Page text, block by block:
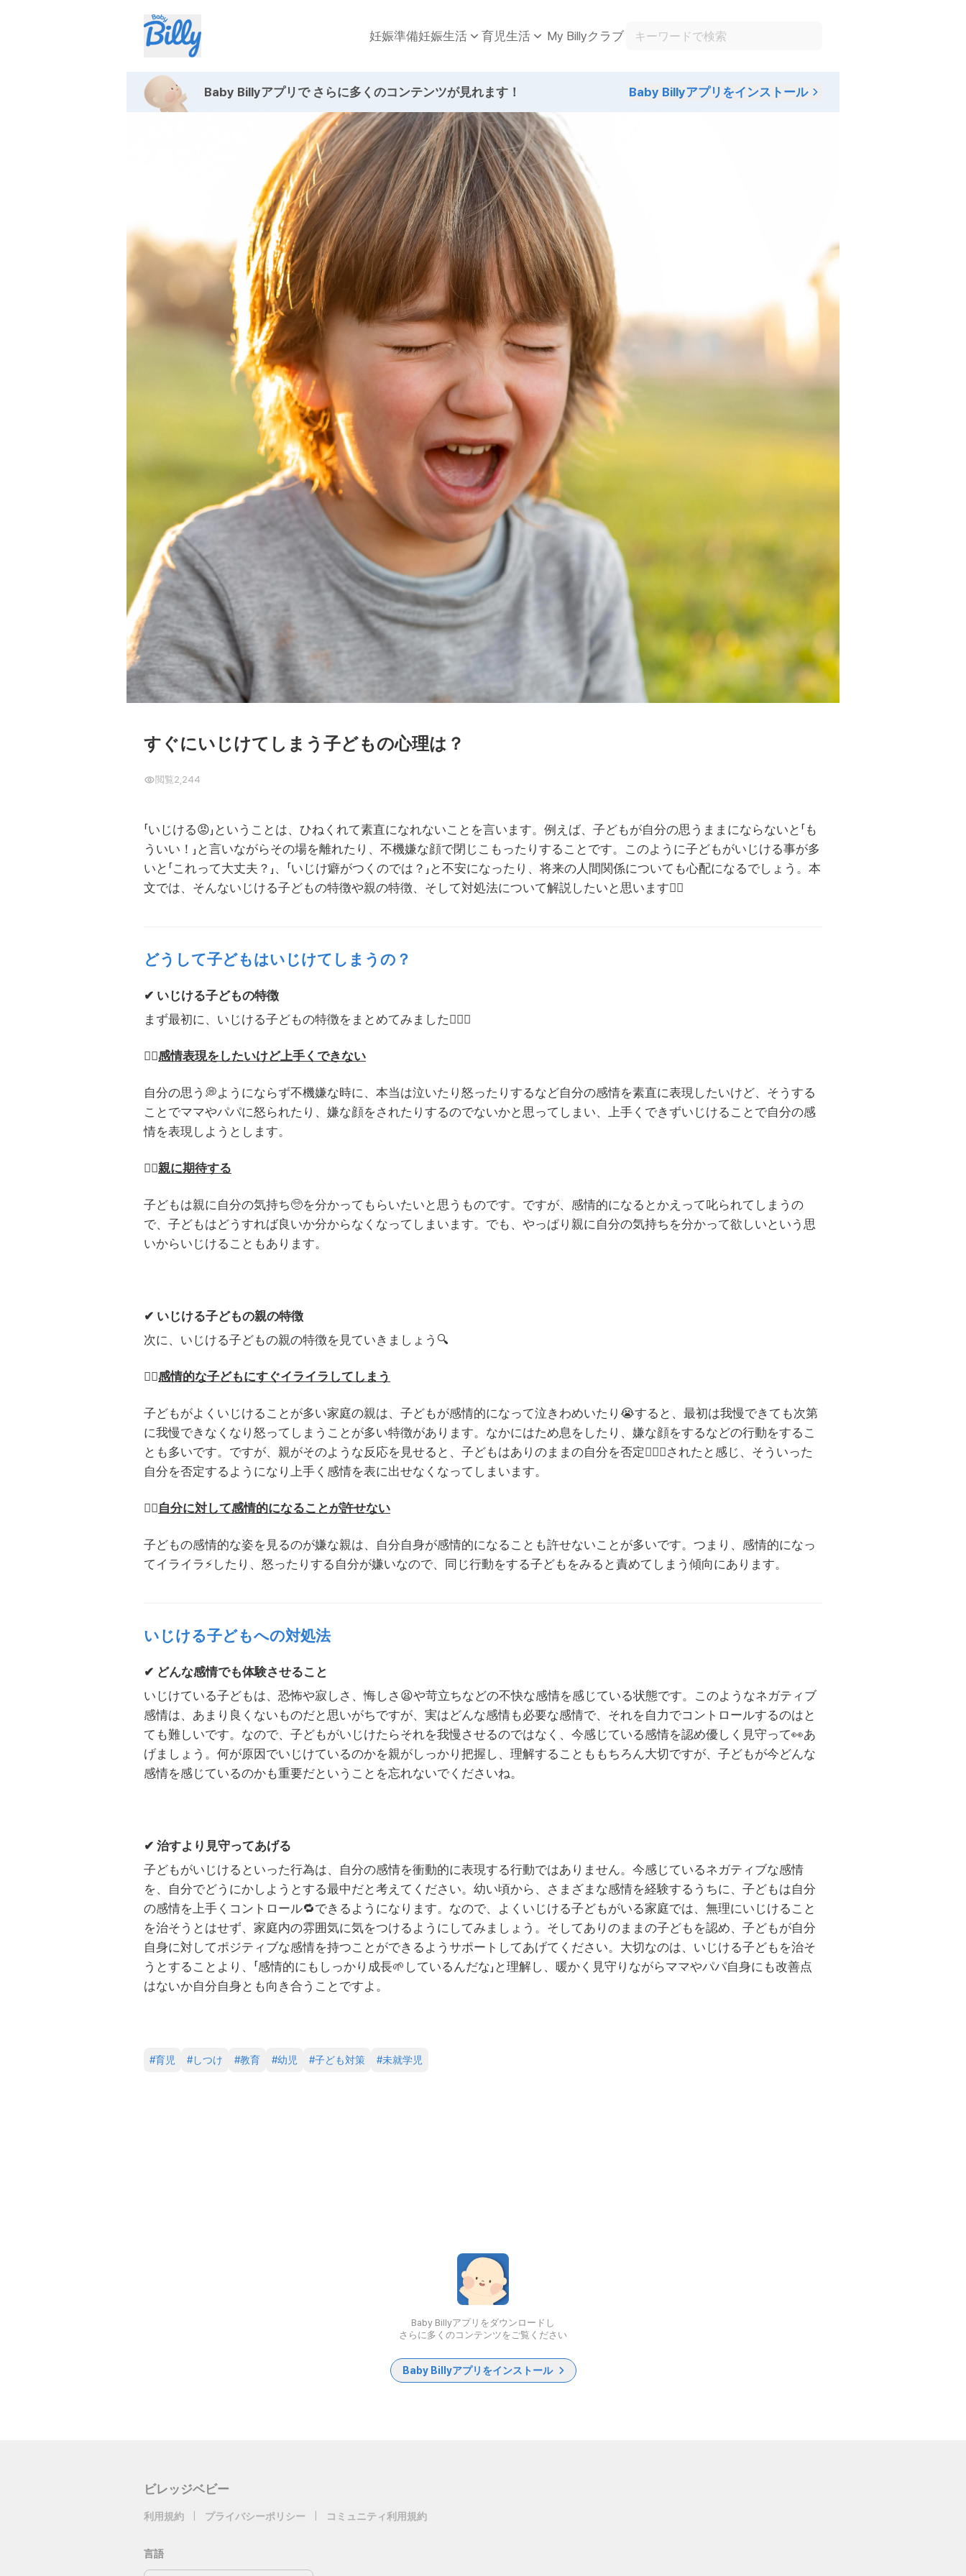
妊娠準備妊娠生活 育児生活 My Billyクラブ
Baby Billyアプリで さらに多くのコンテンツが見れます！ Baby Billyアプリをインストール
すぐにいじけてしまう子どもの心理は？
閲覧2,244
「いじける😡」ということは、ひねくれて素直になれないことを言います。例えば、子どもが自分の思うままにならないと「も
ういい！」と言いながらその場を離れたり、不機嫌な顔で閉じこもったりすることです。このように子どもがいじける事が多
いと「これって大丈夫？」、「いじけ癖がつくのでは？」と不安になったり、将来の人間関係についても心配になるでしょう。本
文では、そんないじける子どもの特徴や親の特徴、そして対処法について解説したいと思います☝🏻
どうして子どもはいじけてしまうの？
✔ いじける子どもの特徴
まず最初に、いじける子どもの特徴をまとめてみました💁🏻‍♀️
👉🏻感情表現をしたいけど上手くできない
自分の思う 💭ようにならず不機嫌な時に、本当は泣いたり怒ったりするなど自分の感情を素直に表現したいけど、そうする
ことでママやパパに怒られたり、嫌な顔をされたりするのでないかと思ってしまい、上手くできずいじけることで自分の感
情を表現しようとします。
👉🏻親に期待する
子どもは親に自分の気持ち🥺を分かってもらいたいと思うものです。ですが、感情的になるとかえって叱られてしまうの
で、子どもはどうすれば良いか分からなくなってしまいます。でも、やっぱり親に自分の気持ちを分かって欲しいという思
いからいじけることもあります。
✔ いじける子どもの親の特徴
次に、いじける子どもの親の特徴を見ていきましょう 🔍
👉🏻感情的な子どもにすぐイライラしてしまう
子どもがよくいじけることが多い家庭の親は、子どもが感情的になって泣きわめいたり😭すると、最初は我慢できても次第
に我慢できなくなり怒ってしまうことが多い特徴があります。なかにはため息をしたり、嫌な顔をするなどの行動をするこ
とも多いです。ですが、親がそのような反応を見せると、子どもはありのままの自分を否定🙅🏻‍♀️されたと感じ、そういった
自分を否定するようになり上手く感情を表に出せなくなってしまいます。
👉🏻自分に対して感情的になることが許せない
子どもの感情的な姿を見るのが嫌な親は、自分自身が感情的になることも許せないことが多いです。つまり、感情的になっ
てイライラ ⚡ したり、怒ったりする自分が嫌いなので、同じ行動をする子どもをみると責めてしまう傾向にあります。
いじける子どもへの対処法
✔ どんな感情でも体験させること
いじけている子どもは、恐怖や寂しさ、悔しさ😫や苛立ちなどの不快な感情を感じている状態です。このようなネガティブ
感情は、あまり良くないものだと思いがちですが、実はどんな感情も必要な感情で、それを自力でコントロールするのはと
ても難しいです。なので、子どもがいじけたらそれを我慢させるのではなく、今感じている感情を認め優しく見守って👀あ
げましょう。何が原因でいじけているのかを親がしっかり把握し、理解することももちろん大切ですが、子どもが今どんな
感情を感じているのかも重要だということを忘れないでくださいね。
✔ 治すより見守ってあげる
子どもがいじけるといった行為は、自分の感情を衝動的に表現する行動ではありません。今感じているネガティブな感情
を、自分でどうにかしようとする最中だと考えてください。幼い頃から、さまざまな感情を経験するうちに、子どもは自分
の感情を上手くコントロール🔁できるようになります。なので、よくいじける子どもがいる家庭では、無理にいじけること
を治そうとはせず、家庭内の雰囲気に気をつけるようにしてみましょう。そしてありのままの子どもを認め、子どもが自分
自身に対してポジティブな感情を持つことができるようサポートしてあげてください。大切なのは、いじける子どもを治そ
うとすることより、「感情的にもしっかり成長🌱しているんだな」と理解し、暖かく見守りながらママやパパ自身にも改善点
はないか自分自身とも向き合うことですよ。
#育児 #しつけ #教育 #幼児 #子ども対策 #未就学児
Baby Billyアプリをダウンロードし
さらに多くのコンテンツをご覧ください
Baby Billyアプリをインストール
ビレッジベビー
利用規約 プライバシーポリシー コミュニティ利用規約
言語